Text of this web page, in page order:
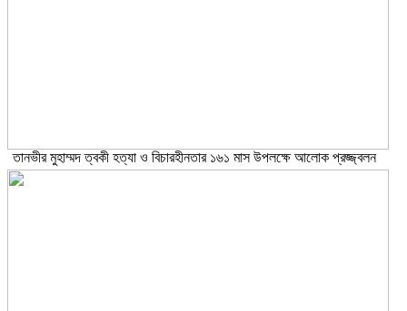
তানভীর মুহাম্মদ ত্বকী হত্যা ও বিচারহীনতার ১৬১ মাস উপলক্ষে আলোক প্রজ্জ্বলন